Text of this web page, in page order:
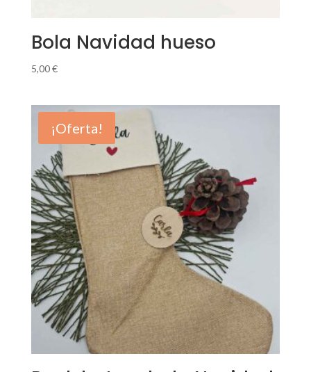
Bola Navidad hueso
5,00€
¡Oferta!